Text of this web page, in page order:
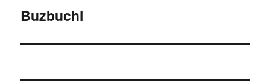
Nächster
Buzbuchi